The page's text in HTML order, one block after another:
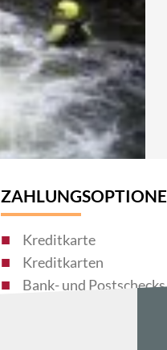
Kreditkarte
Kreditkarten
Bank- und Postschecks